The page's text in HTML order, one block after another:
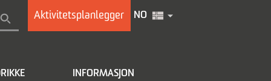
Aktivitetsplanlegger NO
INFORMASJON